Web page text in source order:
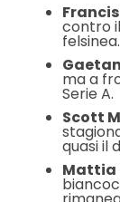
contro
felsinea.
ma a
Serie A.
Scott
quasi il
Mattia